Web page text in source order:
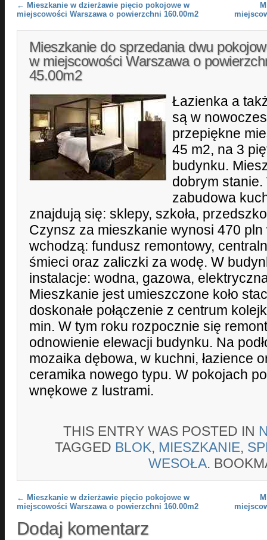
Post navigation
← Mieszkanie w dzierżawie pięcio pokojowe w
miejscowości Warszawa o powierzchni 160.00m2
Mieszkanie do sprzedania dwu
w miejscowości Warszawa o
45.00m2
Łazienka a
są w
przepiękne
45 m2, na 3
budynku.
dobrym
zabudowa
znajdują się: sklepy, szkoła,
Czynsz za mieszkanie wynosi 470
wchodzą: fundusz remontowy,
śmieci oraz zaliczki za wodę. W
instalacje: wodna, gazowa,
Mieszkanie jest umieszczone koło
doskonałe połączenie z centrum
min. W tym roku rozpocznie się
odnowienie elewacji budynku. Na
mozaika dębowa, w kuchni, łazience
ceramika nowego typu. W pokojach
wnękowe z lustrami.
THIS ENTRY WAS POSTED IN
TAGGED BLOK, MIESZKANIE,
WESOŁA.
Post navigation
← Mieszkanie w dzierżawie pięcio pokojowe w
miejscowości Warszawa o powierzchni 160.00m2
Dodaj komentarz